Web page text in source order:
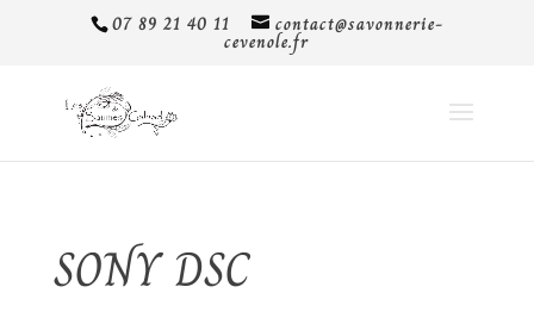
07 89 21 40 11 contact@savonnerie-
cevenole.fr
SONY DSC